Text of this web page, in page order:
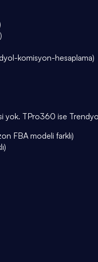
komisyon-hesaplama)
TPro360 ise
FBA modeli farklı)